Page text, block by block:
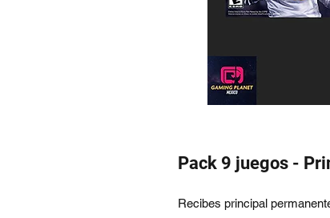
Pack 9 juegos -
Recibes principal